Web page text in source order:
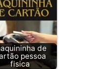
de
pessoa
fisica